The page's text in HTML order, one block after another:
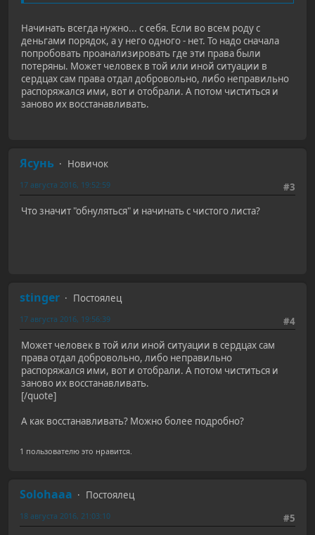
Начинать всегда нужно... с себя. Если во всем роду с
деньгами порядок, а у него одного - нет. То надо сначала
попробовать проанализировать где эти права были
потеряны. Может человек в той или иной ситуации в
сердцах сам права отдал добровольно, либо неправильно
распоряжался ими, вот и отобрали. А потом чиститься и
заново их восстанавливать.
Ясунь
Новичок
#3
17 августа 2016, 19:52:59
Что значит "обнуляться" и начинать с чистого листа?
stinger
Постоялец
#4
17 августа 2016, 19:56:39
Может человек в той или иной ситуации в сердцах сам
права отдал добровольно, либо неправильно
распоряжался ими, вот и отобрали. А потом чиститься и
заново их восстанавливать.
[/quote]
А как восстанавливать? Можно более подробно?
1 пользователю это нравится.
Solohaaa
Постоялец
#5
18 августа 2016, 21:03:10